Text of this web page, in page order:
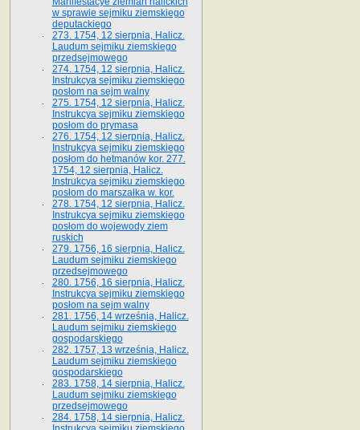
w sprawie sejmiku ziemskiego
deputackiego
273. 1754, 12 sierpnia, Halicz.
Laudum sejmiku ziemskiego
przedsejmowego
274. 1754, 12 sierpnia, Halicz.
Instrukcya sejmiku ziemskiego
posłom na sejm walny
275. 1754, 12 sierpnia, Halicz.
Instrukcya sejmiku ziemskiego
posłom do prymasa
276. 1754, 12 sierpnia, Halicz.
Instrukcya sejmiku ziemskiego
posłom do hetmanów kor. 277.
1754, 12 sierpnia, Halicz.
Instrukcya sejmiku ziemskiego
posłom do marszałka w. kor.
278. 1754, 12 sierpnia, Halicz.
Instrukcya sejmiku ziemskiego
posłom do wojewody ziem
ruskich
279. 1756, 16 sierpnia, Halicz.
Laudum sejmiku ziemskiego
przedsejmowego
280. 1756, 16 sierpnia, Halicz.
Instrukcya sejmiku ziemskiego
posłom na sejm walny
281. 1756, 14 września, Halicz.
Laudum sejmiku ziemskiego
gospodarskiego
282. 1757, 13 września, Halicz.
Laudum sejmiku ziemskiego
gospodarskiego
283. 1758, 14 sierpnia, Halicz.
Laudum sejmiku ziemskiego
przedsejmowego
284. 1758, 14 sierpnia, Halicz.